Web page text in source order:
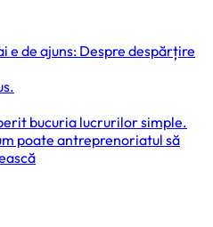
e de ajuns: Despre despărțire
bucuria lucrurilor simple.
poate antreprenoriatul să